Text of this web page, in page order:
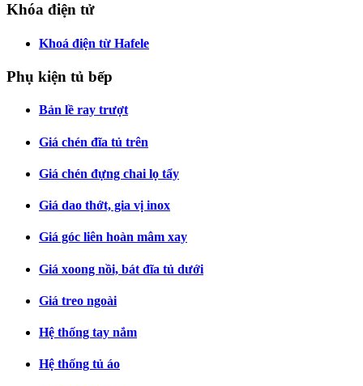
Khóa điện tử
Khoá điện từ Hafele
Phụ kiện tủ bếp
Bản lề ray trượt
Giá chén đĩa tủ trên
Giá chén đựng chai lọ tẩy
Giá dao thớt, gia vị inox
Giá góc liên hoàn mâm xay
Giá xoong nồi, bát đĩa tủ dưới
Giá treo ngoài
Hệ thống tay nắm
Hệ thống tủ áo